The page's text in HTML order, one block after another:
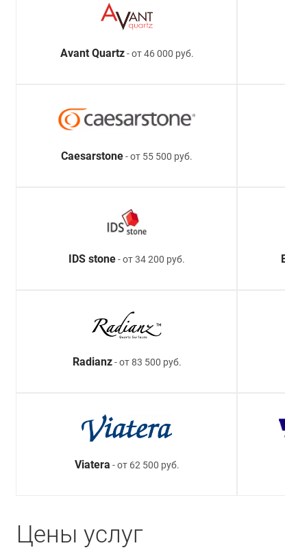
Avant Quartz- от 46 000 руб.
Caesarstone- от 55 500 руб.
IDS stone- от 34 200 руб.
Radianz- от 83 500 руб.
Viatera - от 62 500 руб.
Цены услуг